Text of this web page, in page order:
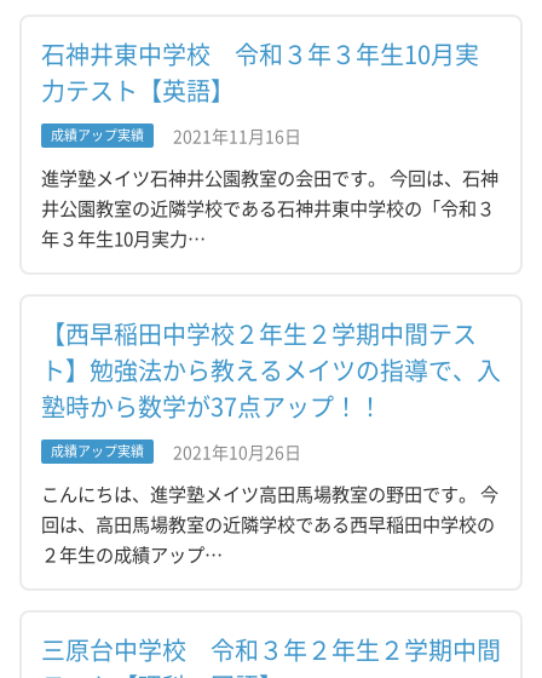
石神井東中学校 令和３年３年生10月実
力テスト【英語】
成績アップ実績 2021年11月16日
進学塾メイツ石神井公園教室の会田です。 今回は、石神
井公園教室の近隣学校である石神井東中学校の「令和３
年３年生10月実力…
【西早稲田中学校２年生２学期中間テス
ト】勉強法から教えるメイツの指導で、入
塾時から数学が37点アップ！！
成績アップ実績 2021年10月26日
こんにちは、進学塾メイツ高田馬場教室の野田です。 今
回は、高田馬場教室の近隣学校である西早稲田中学校の
２年生の成績アップ…
三原台中学校 令和３年２年生２学期中間